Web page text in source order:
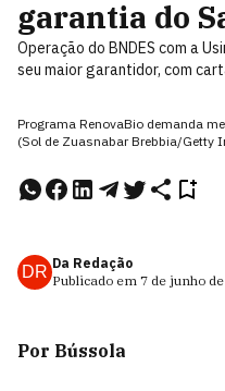
garantia do
Operação do BNDES com a
seu maior garantidor, com
Programa RenovaBio demanda
(Sol de Zuasnabar Brebbia/Getty
DR Da Redação
Publicado em 7 de junho
Por Bússola